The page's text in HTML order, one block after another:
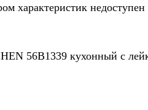
характеристик недоступен
56B1339 кухонный с